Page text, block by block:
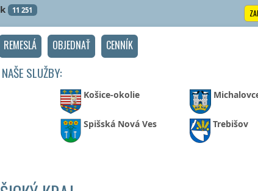
11 251
REMESLÁ OBJEDNAŤ CENNÍK
SLUŽBY:
Košice-okolie
Spišská Nová Ves Trebišov